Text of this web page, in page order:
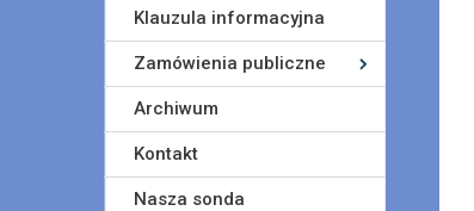
Klauzula informacyjna
Zamówienia publiczne
Archiwum
Kontakt
Nasza sonda